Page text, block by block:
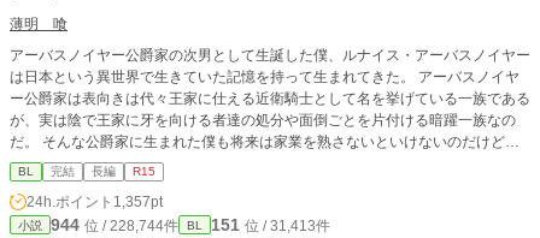
薄明 喰
アーバスノイヤー公爵家の次男として生誕した僕、ルナイス・アーバスノイヤー
は日本という異世界で生きていた記憶を持って生まれてきた。 アーバスノイヤ
ー公爵家は表向きは代々王家に仕える近衛騎士として名を挙げている一族である
が、実は陰で王家に牙を向ける者達の処分や面倒ごとを片付ける暗躍一族なの
だ。 そんな公爵家に生まれた僕も将来は家業を熟さないといけないのだけど…
前世でなんの才もなくぼんやりと生きてきた僕には無理ですよ！！ え？ 僕には
暗躍一族としての才能に恵まれている！？ ※すべてフィクションであり実在す
る物、人、言語とは異なることをご了承ください。 色んな国の言葉をMIXさせ
ています。 本作は皆様の暖かな支援のおかげで第13回BL大賞にて学園BL賞を受
BL 完結 長編 R15
24h.ポイント 1,357pt
小説 944 位 / 228,744件 BL 151 位 / 31,413件